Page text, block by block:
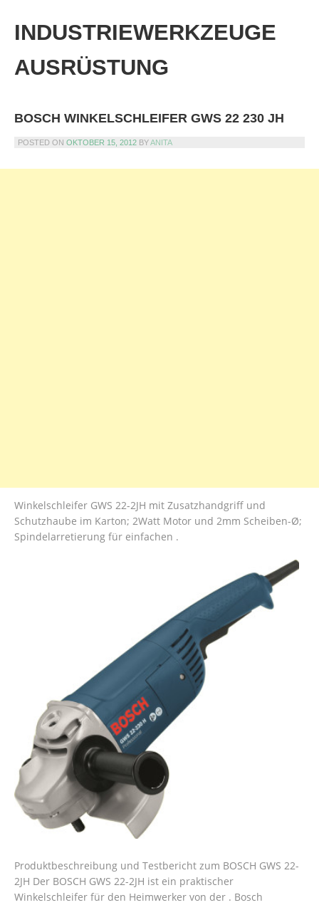
content
INDUSTRIEWERKZEUGE
AUSRÜSTUNG
BOSCH WINKELSCHLEIFER GWS 22 230 JH
POSTED ON OKTOBER 15, 2012 BYANITA
Winkelschleifer GWS 22-2JH mit Zusatzhandgriff und
Schutzhaube im Karton; 2Watt Motor und 2mm Scheiben-Ø;
Spindelarretierung für einfachen .
Produktbeschreibung und Testbericht zum BOSCH GWS 22-
2JH Der BOSCH GWS 22-2JH ist ein praktischer
Winkelschleifer für den Heimwerker von der . Bosch